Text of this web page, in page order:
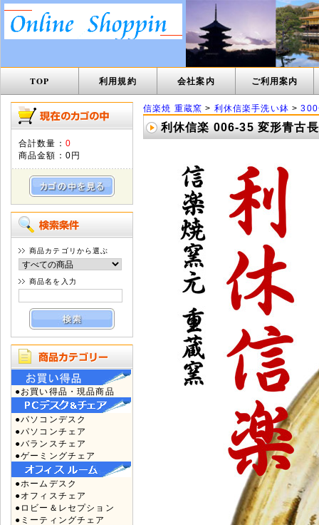
TOP 利用規約 会社案内 ご利用案内
合計数量： 0
商品金額： 0円
商品カテゴリから選ぶ
商品名を入力
●お買い得品・現品商品
●パソコンデスク
●パソコンチェア
●バランスチェア
●ゲーミングチェア
●ホームデスク
●オフィスチェア
●ロビー＆レセプション
●ミーティングチェア
信楽焼 重蔵窯 > 利休信楽手洗い鉢 >
利休信楽 006-35 変形青古